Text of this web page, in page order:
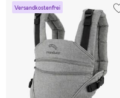
Versandkostenfrei